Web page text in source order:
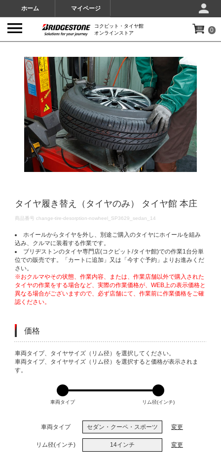
ホーム マイページ
コクピット・タイヤ館
オンラインストア
0
タイヤ履き替え（タイヤのみ） タイヤ館 本庄
DETAILS
商品番号 change-tire-desorption-nowheel_SP3629_sedan_14
ホイールからタイヤを外し、別途ご購入のタイヤにホイールを組み
込み、クルマに装着する作業です。
ブリヂストンのタイヤ専門店(コクピット/タイヤ館)での作業1台分単
位での販売です。「カートに追加」又は「今すぐ予約」よりお進みくだ
さい。
※おクルマやその状態、作業内容、または、作業店舗以外で購入された
タイヤの作業をする場合など、実際の作業価格が、WEB上の表示価格と
異なる場合がございますので、必ず店舗にて、作業前に作業価格をご確
認ください。
価格
VARIATIONS
車両タイプ、タイヤサイズ（リム径）を選択してください。
車両タイプ、タイヤサイズ（リム径）を選択すると価格が表示されま
す。
車両タイプ リム径(インチ)
車両タイプ セダン・クーペ・スポーツ 変更
リム径(インチ) 14インチ 変更